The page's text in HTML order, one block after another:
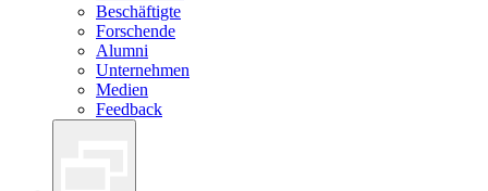
Beschäftigte
Forschende
Alumni
Unternehmen
Medien
Feedback